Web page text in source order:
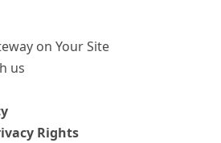
on Your Site
us
Rights